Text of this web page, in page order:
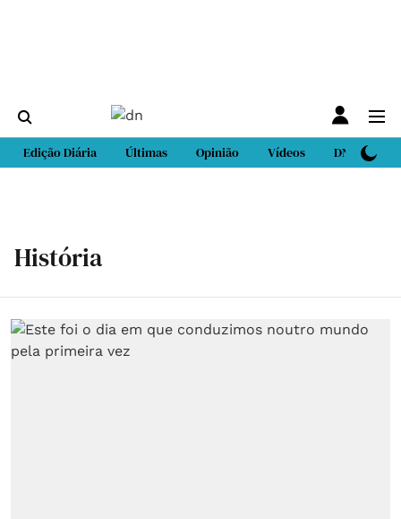
Edição Diária Últimas Opinião Vídeos DN Sport
História